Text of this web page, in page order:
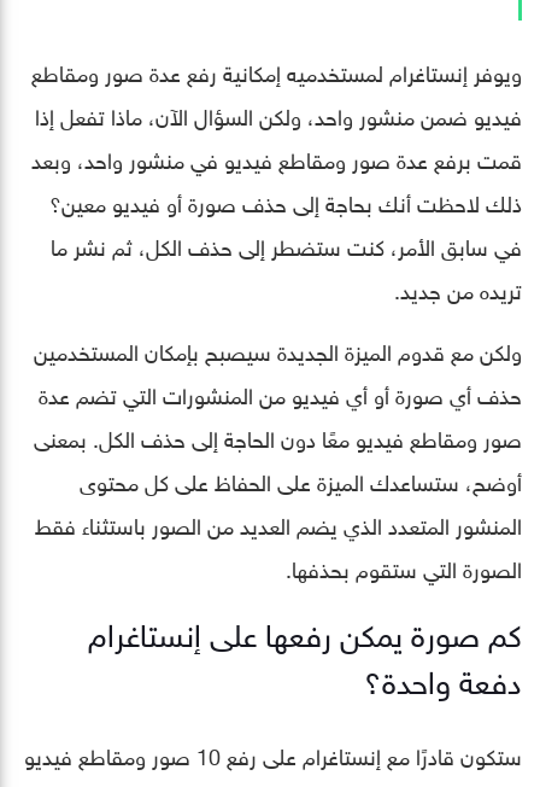
ويوفر إنستاغرام لمستخدميه إمكانية رفع عدة صور ومقاطع
فيديو ضمن منشور واحد، ولكن السؤال الآن، ماذا تفعل إذا
قمت برفع عدة صور ومقاطع فيديو في منشور واحد، وبعد
ذلك لاحظت أنك بحاجة إلى حذف صورة أو فيديو معين؟
في سابق الأمر، كنت ستضطر إلى حذف الكل، ثم نشر ما
تريده من جديد.
ولكن مع قدوم الميزة الجديدة سيصبح بإمكان المستخدمين
حذف أي صورة أو أي فيديو من المنشورات التي تضم عدة
صور ومقاطع فيديو معًا دون الحاجة إلى حذف الكل. بمعنى
أوضح، ستساعدك الميزة على الحفاظ على كل محتوى
المنشور المتعدد الذي يضم العديد من الصور باستثناء فقط
الصورة التي ستقوم بحذفها.
كم صورة يمكن رفعها على إنستاغرام
دفعة واحدة؟
ستكون قادرًا مع إنستاغرام على رفع 10 صور ومقاطع فيديو